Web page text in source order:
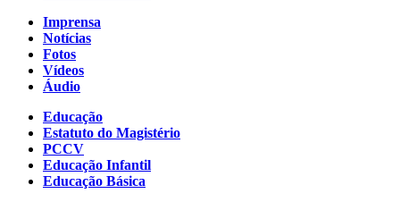
Imprensa
Notícias
Fotos
Vídeos
Áudio
Educação
Estatuto do Magistério
PCCV
Educação Infantil
Educação Básica